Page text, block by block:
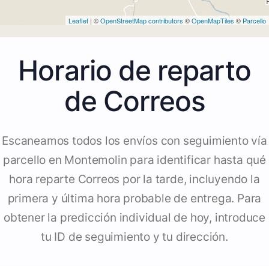
Leaflet | ©OpenStreetMap contributors ©OpenMapTiles © Parcello
Horario de reparto
de Correos
Escaneamos todos los envíos con seguimiento vía
parcello en Montemolin para identificar hasta qué
hora reparte Correos por la tarde, incluyendo la
primera y última hora probable de entrega. Para
obtener la predicción individual de hoy, introduce
tu ID de seguimiento y tu dirección.